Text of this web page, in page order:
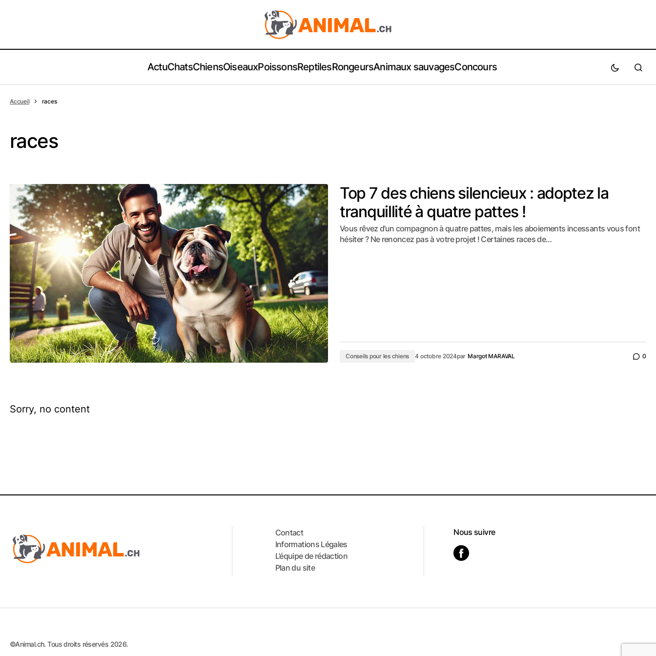
ActuChatsChiensOiseauxPoissonsReptilesRongeursAnimaux sauvagesConcours
Accueil races
races
Top 7 des chiens silencieux : adoptez la
tranquillité à quatre pattes !
Vous rêvez d’un compagnon à quatre pattes, mais les aboiements incessants vous font
hésiter ? Ne renoncez pas à votre projet ! Certaines races de…
Conseils pour les chiens 4 octobre 2024par Margot MARAVAL 0
Sorry, no content
Contact
Informations Légales
L’équipe de rédaction
Plan du site
Nous suivre
©Animal.ch. Tous droits réservés 2026.